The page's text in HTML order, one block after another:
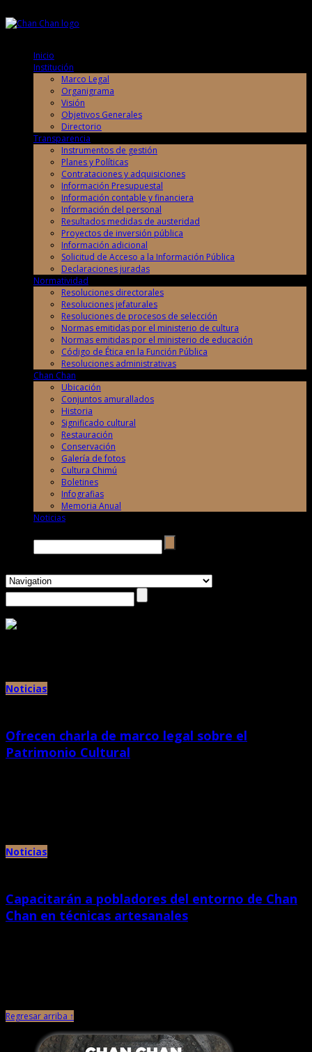
Inicio
Institución
Marco Legal
Organigrama
Visión
Objetivos Generales
Directorio
Transparencia
Instrumentos de gestión
Planes y Políticas
Contrataciones y adquisiciones
Información Presupuestal
Información contable y financiera
Información del personal
Resultados medidas de austeridad
Proyectos de inversión pública
Información adicional
Solicitud de Acceso a la Información Pública
Declaraciones juradas
Normatividad
Resoluciones directorales
Resoluciones jefaturales
Resoluciones de procesos de selección
Normas emitidas por el ministerio de cultura
Normas emitidas por el ministerio de educación
Código de Ética en la Función Pública
Resoluciones administrativas
Chan Chan
Ubicación
Conjuntos amurallados
Historia
Significado cultural
Restauración
Conservación
Galería de fotos
Cultura Chimú
Boletines
Infografias
Memoria Anual
Noticias
Noticias
Ofrecen charla de marco legal sobre el
Patrimonio Cultural
Noticias
Capacitarán a pobladores del entorno de Chan
Chan en técnicas artesanales
Regresar arriba ↑